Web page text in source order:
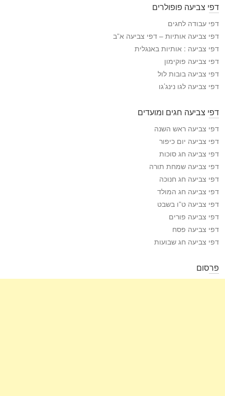
י
ה
צ
י
ע
ה
דפי צביעה פופולרים
דפי עבודה לחגים
דפי צביעה אותיות – דפי צביעה א”ב
דפי צביעה : אותיות באנגלית
דפי צביעה פוקימון
דפי צביעה בובות לול
דפי צביעה לגו נינג’גו
דפי צביעה חגים ומועדים
דפי צביעה ראש השנה
דפי צביעה יום כיפור
דפי צביעה חג סוכות
דפי צביעה שמחת תורה
דפי צביעה חג חנוכה
דפי צביעה חג המולד
דפי צביעה ט”ו בשבט
דפי צביעה פורים
דפי צביעה פסח
דפי צביעה חג שבועות
פרסום